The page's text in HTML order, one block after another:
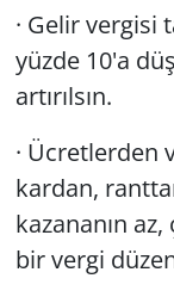
· Gelir
yüzde 10'a
artırılsın.
· Ücretlerden
kardan,
kazananın
bir vergi